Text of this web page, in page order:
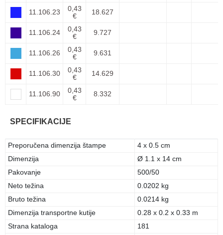
11.106.23
0,43
€
18.627
11.106.24
0,43
€
9.727
11.106.26
0,43
€
9.631
11.106.30
0,43
€
14.629
11.106.90
0,43
€
8.332
SPECIFIKACIJE
Preporučena dimenzija štampe
4 x 0.5 cm
Dimenzija
Ø 1.1 x 14 cm
Pakovanje
500/50
Neto težina
0.0202 kg
Bruto težina
0.0214 kg
Dimenzija transportne kutije
0.28 x 0.2 x 0.33 m
Strana kataloga
181